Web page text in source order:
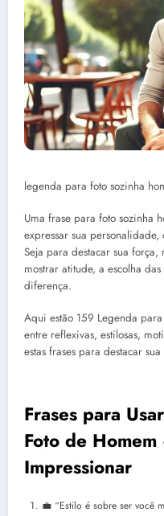
legenda para foto sozinha
Uma frase para foto sozinha
expressar sua
Seja para destacar sua
mostrar atitude, a escolha
diferença.
Aqui estão 159 Legenda
entre reflexivas, estilosas,
estas frases para destacar
Frases para
Foto de
Impressionar
💼 “Estilo é sobre ser você